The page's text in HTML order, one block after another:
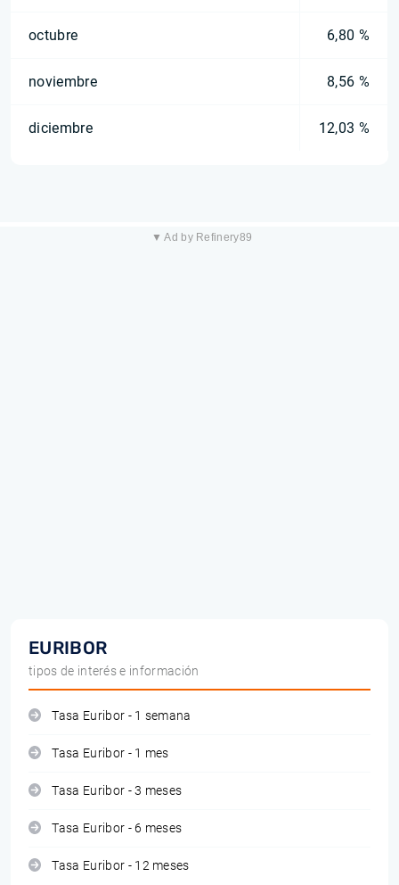
octubre 6,80 %
noviembre 8,56 %
diciembre 12,03 %
▼ Ad by Refinery89
EURIBOR
tipos de interés e información
Tasa Euribor - 1 semana
Tasa Euribor - 1 mes
Tasa Euribor - 3 meses
Tasa Euribor - 6 meses
Tasa Euribor - 12 meses